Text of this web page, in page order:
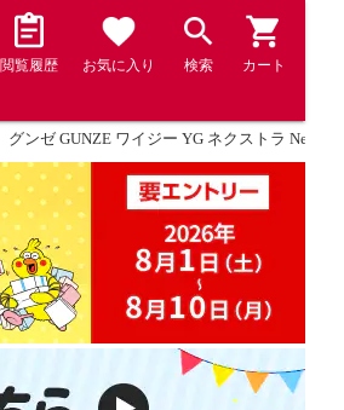
閲覧履歴 お気に入り 検索 カート
グンゼ GUNZE ワイジー YG ネクストラ